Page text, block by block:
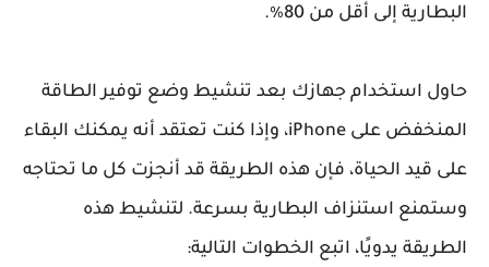
البطارية إلى أقل من 80٪.
حاول استخدام جهازك بعد تنشيط وضع توفير الطاقة
المنخفض على iPhone، وإذا كنت تعتقد أنه يمكنك البقاء
على قيد الحياة، فإن هذه الطريقة قد أنجزت كل ما تحتاجه
وستمنع استنزاف البطارية بسرعة. لتنشيط هذه
الطريقة يدويًا، اتبع الخطوات التالية: